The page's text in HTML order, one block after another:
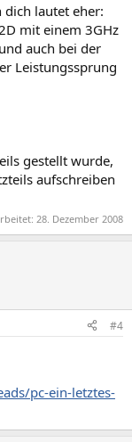
dich lautet eher:
mit einem 3GHz
auch bei der
Leistungssprung
gestellt wurde,
aufschreiben
28. Dezember 2008
#4
pc-ein-letztes-